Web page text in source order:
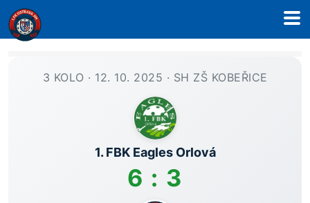
3 KOLO · 12. 10. 2025 · SH ZŠ KOBEŘICE
1. FBK Eagles Orlová
6 : 3